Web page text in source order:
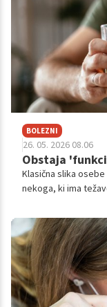
30. maja. Z njo
je, da se prav vsi
odrinjeni iz
je to naloga vseh
BOLEZNI
26. 05. 2026 08.06
Obstaja
Klasična slika
nekoga, ki ima
alkoholizem skriva